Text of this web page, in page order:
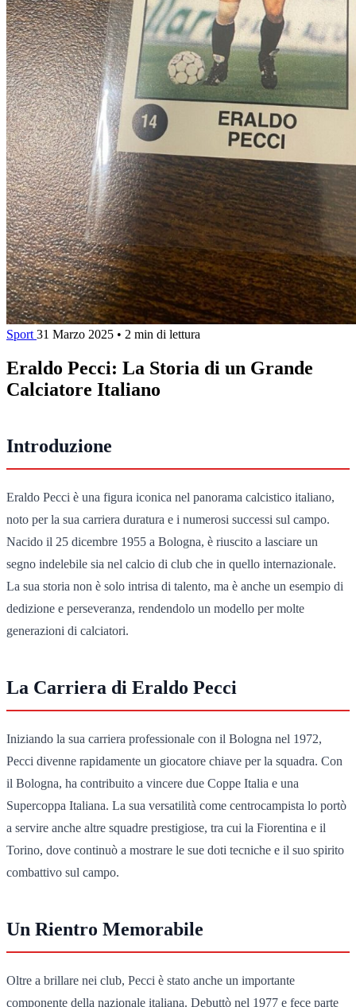
Sport 31 Marzo 2025 • 2 min di lettura
Eraldo Pecci: La Storia di un Grande
Calciatore Italiano
Introduzione
Eraldo Pecci è una figura iconica nel panorama calcistico italiano,
noto per la sua carriera duratura e i numerosi successi sul campo.
Nacido il 25 dicembre 1955 a Bologna, è riuscito a lasciare un
segno indelebile sia nel calcio di club che in quello internazionale.
La sua storia non è solo intrisa di talento, ma è anche un esempio di
dedizione e perseveranza, rendendolo un modello per molte
generazioni di calciatori.
La Carriera di Eraldo Pecci
Iniziando la sua carriera professionale con il Bologna nel 1972,
Pecci divenne rapidamente un giocatore chiave per la squadra. Con
il Bologna, ha contribuito a vincere due Coppe Italia e una
Supercoppa Italiana. La sua versatilità come centrocampista lo portò
a servire anche altre squadre prestigiose, tra cui la Fiorentina e il
Torino, dove continuò a mostrare le sue doti tecniche e il suo spirito
combattivo sul campo.
Un Rientro Memorabile
Oltre a brillare nei club, Pecci è stato anche un importante
componente della nazionale italiana. Debuttò nel 1977 e fece parte